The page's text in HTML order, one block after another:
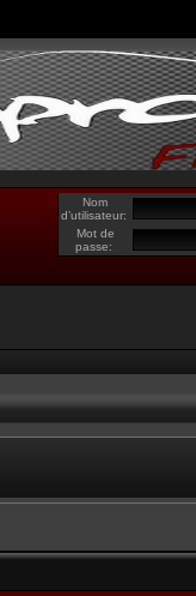
Nom
d’utilisateur:
Mot de
passe: